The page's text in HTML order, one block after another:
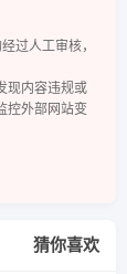
过人工审核，
现内容违规或
控外部网站变
猜你喜欢